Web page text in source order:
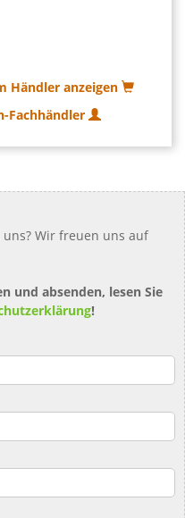
Händler anzeigen
Fachhändler
uns? Wir freuen uns auf
und absenden, lesen Sie
!